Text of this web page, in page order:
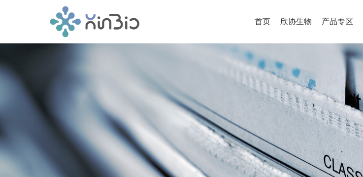
首页 欣协生物 产品专区